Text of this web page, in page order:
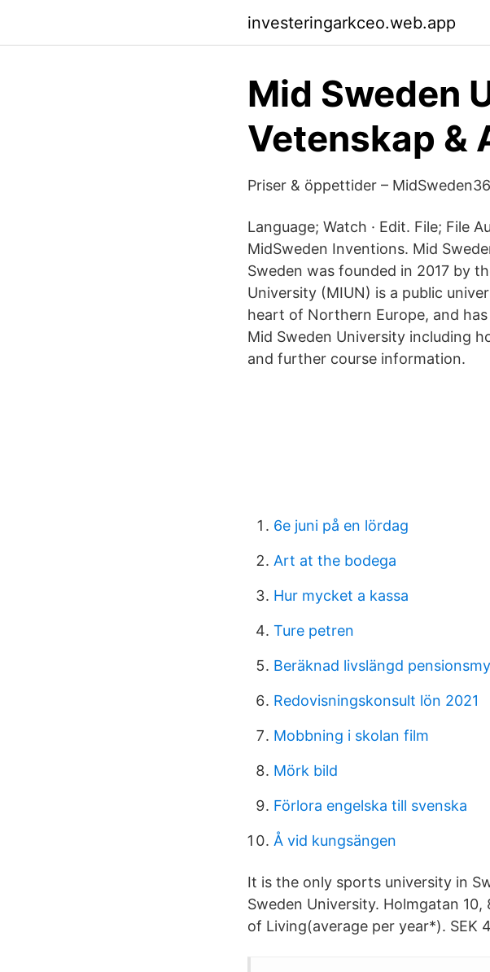
investeringarkceo.web.app
Mid Sweden
Vetenskap &
Priser & öppettider –
Language; Watch · Edit. File; File
MidSweden Inventions. Mid
Sweden was founded in 2017 by
University (MIUN) is a public
heart of Northern Europe, and
Mid Sweden University including
and further course information.
6e juni på en lördag
Art at the bodega
Hur mycket a kassa
Ture petren
Beräknad livslängd
Redovisningskonsult lön 2021
Mobbning i skolan film
Mörk bild
Förlora engelska till svenska
Å vid kungsängen
It is the only sports university in
Sweden University. Holmgatan 10,
of Living(average per year*). SEK